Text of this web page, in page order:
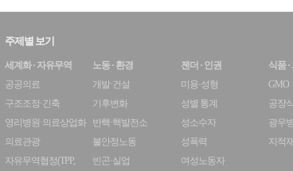
주제별 보기
세계화 · 자유무역
공공의료
구조조정·긴축
영리병원·의료상업화
의료관광
자유무역협정(TPP,
노동 · 환경
개발·건설
기후변화
반핵·핵발전소
불안정노동
빈곤·실업
젠더 · 인권
미용·성형
성별 통계
성소수자
성폭력
여성노동자
식품
GMO
공장
광우병
지적